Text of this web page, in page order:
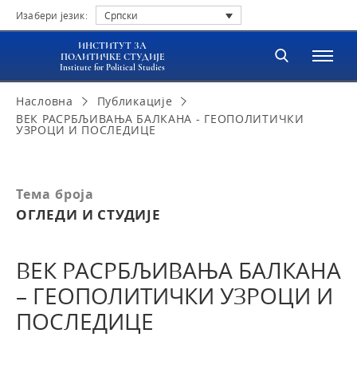
Изабери језик: Српски
ИНСТИТУТ ЗА
ПОЛИТИЧКЕ СТУДИЈЕ
Institute for Political Studies
Насловна
Публикације
ВЕК РАСРБЉИВАЊА БАЛКАНА - ГЕОПОЛИТИЧКИ
УЗРОЦИ И ПОСЛЕДИЦЕ
Тема броја
ОГЛЕДИ И СТУДИЈЕ
ВЕК РАСРБЉИВАЊА БАЛКАНА
– ГЕОПОЛИТИЧКИ УЗРОЦИ И
ПОСЛЕДИЦЕ